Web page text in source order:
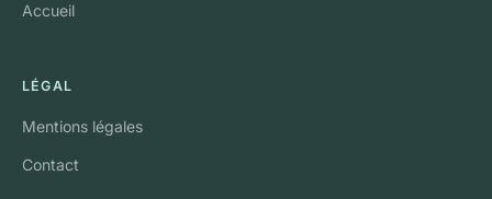
Accueil
LÉGAL
Mentions légales
Contact